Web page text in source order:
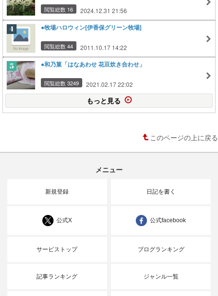
閲覧総数 16 2024.12.31 21:56
●牧場ハロウィン[伊香保グリーン牧場]
閲覧総数 44 2011.10.17 14:22
●和乃菓「はなあわせ 花豆炊き合わせ」
閲覧総数 3249 2021.02.17 22:02
もっと見る
このページの上に戻る
メニュー
新規登録 日記を書く
公式X 公式facebook
サービストップ ブログランキング
記事ランキング ジャンル一覧